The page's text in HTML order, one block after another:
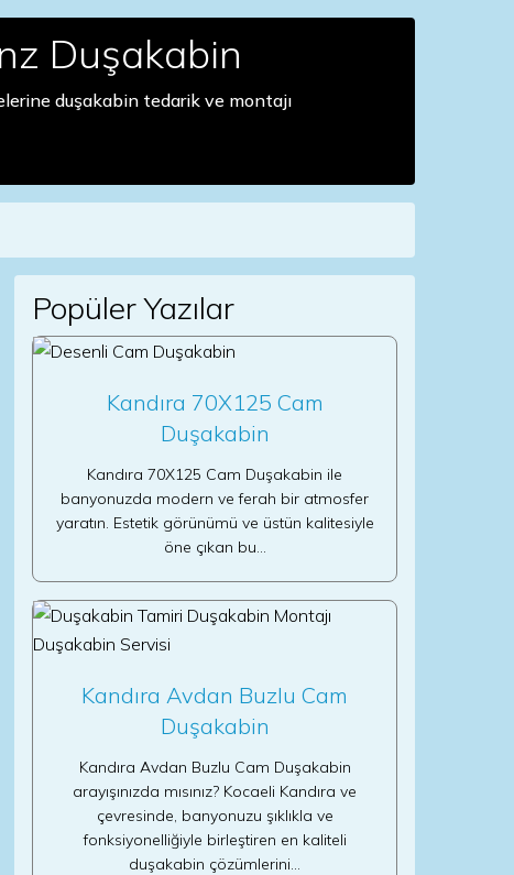
Duşakabin
duşakabin tedarik ve montajı
Popüler Yazılar
Kandıra 70X125 Cam
Duşakabin
Kandıra 70X125 Cam Duşakabin ile
banyonuzda modern ve ferah bir atmosfer
yaratın. Estetik görünümü ve üstün kalitesiyle
öne çıkan bu…
Kandıra Avdan Buzlu Cam
Duşakabin
Kandıra Avdan Buzlu Cam Duşakabin
arayışınızda mısınız? Kocaeli Kandıra ve
çevresinde, banyonuzu şıklıkla ve
fonksiyonelliğiyle birleştiren en kaliteli
duşakabin çözümlerini…